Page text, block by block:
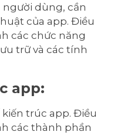
người dùng, cần
của app. Điều
các chức năng
trữ và các tính
app:
trúc app. Điều
các thành phần